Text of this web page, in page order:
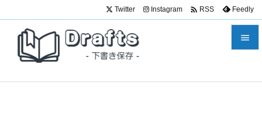

Twitter Instagram  RSS Feedly